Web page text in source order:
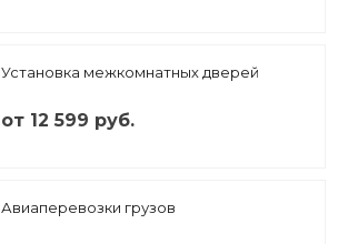
Установка межкомнатных дверей
от 12 599 руб.
Авиаперевозки грузов